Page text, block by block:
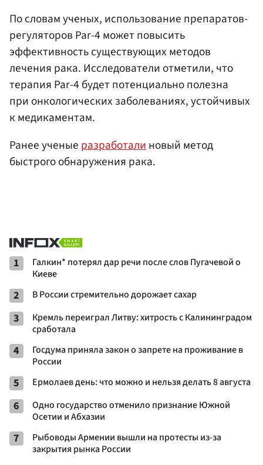
По словам ученых, использование препаратов-
регуляторов Par-4 может повысить
эффективность существующих методов
лечения рака. Исследователи отметили, что
терапия Par-4 будет потенциально полезна
при онкологических заболеваниях, устойчивых
к медикаментам.
Ранее ученые разработалиновый метод
быстрого обнаружения рака.
1
Галкин* потерял дар речи после слов Пугачевой о
Киеве
2 В России стремительно дорожает сахар
3
Кремль переиграл Литву: хитрость с Калининградом
сработала
4
Госдума приняла закон о запрете на проживание в
России
5 Ермолаев день: что можно и нельзя делать 8 августа
6
Одно государство отменило признание Южной
Осетии и Абхазии
7
Рыбоводы Армении вышли на протесты из-за
закрытия рынка России